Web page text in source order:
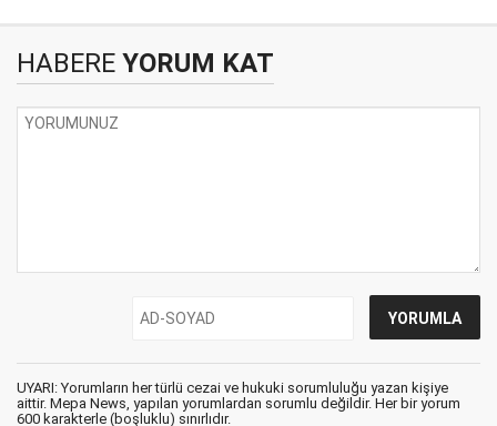
HABERE YORUM KAT
UYARI: Yorumların her türlü cezai ve hukuki sorumluluğu yazan kişiye
aittir. Mepa News, yapılan yorumlardan sorumlu değildir. Her bir yorum
600 karakterle (boşluklu) sınırlıdır.